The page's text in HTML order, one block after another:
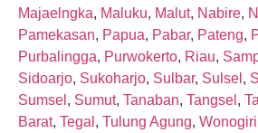
Majaelngka, Maluku, Malut, Nabire,
Pamekasan, Papua, Pabar, Pateng,
Purbalingga, Purwokerto, Riau,
Sidoarjo, Sukoharjo, Sulbar, Sulsel ,
Sumsel , Sumut, Tanaban, Tangsel ,
Barat, Tegal , Tulung Agung, Wonogiri